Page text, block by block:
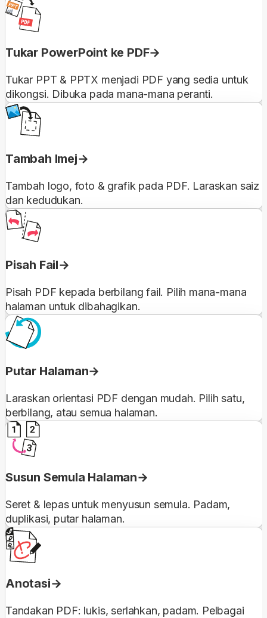
Tukar PowerPoint ke PDF
Tukar PPT & PPTX menjadi PDF yang sedia untuk
dikongsi. Dibuka pada mana-mana peranti.
Tambah Imej
Tambah logo, foto & grafik pada PDF. Laraskan saiz
dan kedudukan.
Pisah Fail
Pisah PDF kepada berbilang fail. Pilih mana-mana
halaman untuk dibahagikan.
Putar Halaman
Laraskan orientasi PDF dengan mudah. Pilih satu,
berbilang, atau semua halaman.
Susun Semula Halaman
Seret & lepas untuk menyusun semula. Padam,
duplikasi, putar halaman.
Anotasi
Tandakan PDF: lukis, serlahkan, padam. Pelbagai